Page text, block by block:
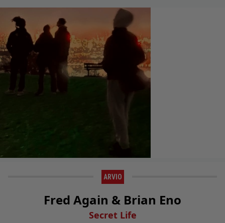
ARVIO
Fred Again & Brian Eno
Secret Life